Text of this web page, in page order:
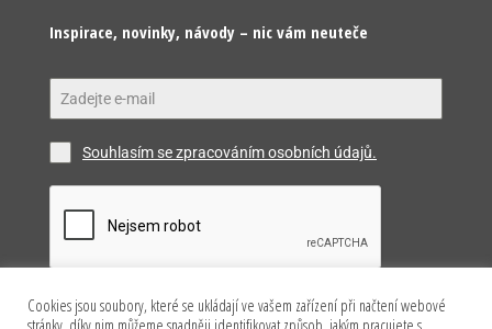
Inspirace, novinky, návody – nic vám neuteče
Souhlasím se zpracováním osobních údajů.
Odeslat
Cookies jsou soubory, které se ukládají ve vašem zařízení při načtení webové
stránky, díky nim můžeme snadněji identifikovat způsob, jakým pracujete s